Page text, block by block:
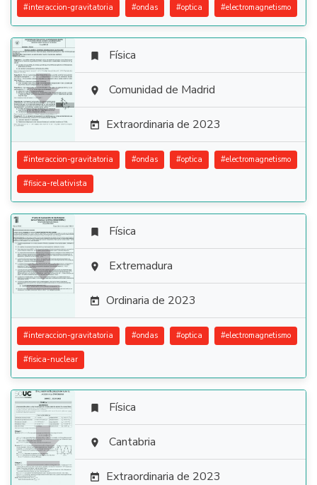
#interaccion-gravitatoria #ondas #optica #electromagnetismo

 Física
 Comunidad de Madrid
 Extraordinaria de 2023
#interaccion-gravitatoria #ondas #optica #electromagnetismo
#fisica-relativista

 Física
 Extremadura
 Ordinaria de 2023
#interaccion-gravitatoria #ondas #optica #electromagnetismo
#fisica-nuclear

 Física
 Cantabria
 Extraordinaria de 2023